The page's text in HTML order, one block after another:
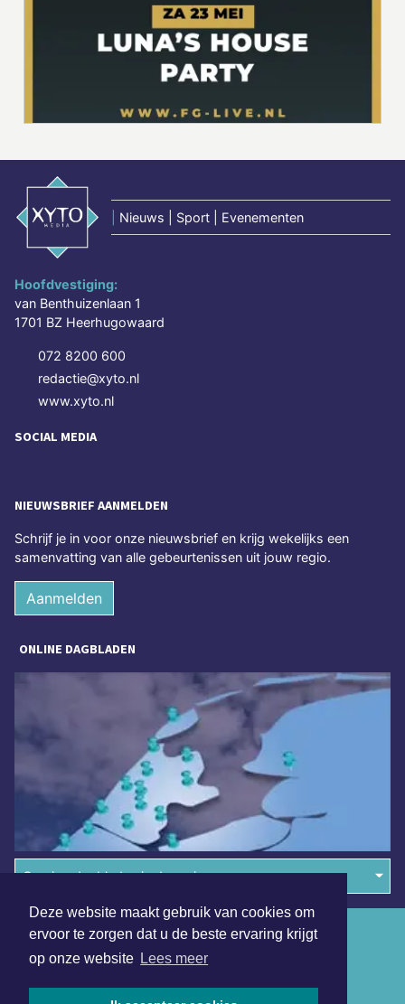
Deze website maakt gebruik van cookies om
ervoor te zorgen dat u de beste ervaring krijgt
op onze website Lees meer
Nieuws | Sport | Evenementen
Hoofdvestiging:
van Benthuizenlaan 1
1701 BZ Heerhugowaard
072 8200 600
redactie@xyto.nl
www.xyto.nl
SOCIAL MEDIA
NIEUWSBRIEF AANMELDEN
Schrijf je in voor onze nieuwsbrief en krijg wekelijks een
samenvatting van alle gebeurtenissen uit jouw regio.
Aanmelden
ONLINE DAGBLADEN
Overige dagbladen in de regio
Algemene voorwaarden
Disclaimer